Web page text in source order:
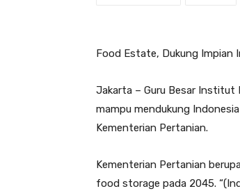
Food Estate, Dukung Impian
Jakarta – Guru Besar
mampu mendukung
Kementerian Pertanian.
Kementerian Pertanian
food storage pada 2045.